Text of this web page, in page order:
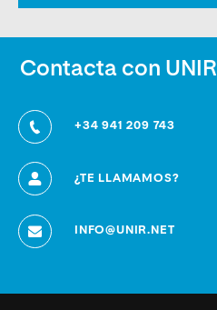
Contacta con UNIR
+34 941 209 743
¿TE LLAMAMOS?
INFO@UNIR.NET